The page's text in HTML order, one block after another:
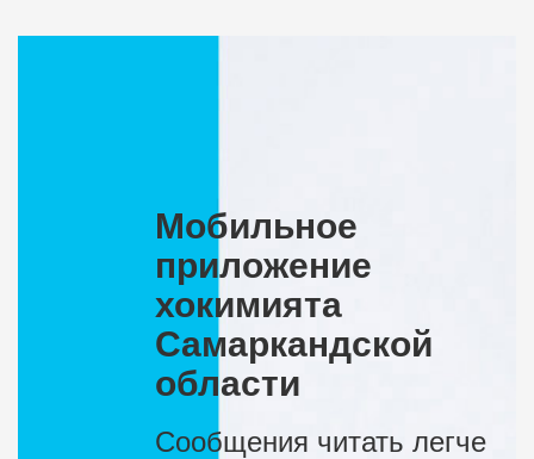
Мобильное
приложение
хокимията
Самаркандской
области
Сообщения читать легче